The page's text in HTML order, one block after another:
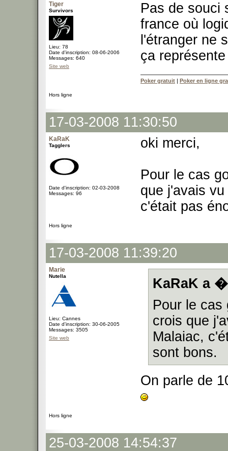
Tiger
Survivors
Lieu: 78
Date d'inscription: 08-06-2006
Messages: 640
Site web
Pas de souci
france où
l'étranger ne
ça
Poker gratuit | Poker en ligne
Hors ligne
17-03-2008 11:30:50
KaRaK
Tagglers
Date d'inscription: 02-03-2008
Messages: 96
oki merci,
Pour le cas
que j'avais
c'était pas
Hors ligne
17-03-2008 11:39:20
Marie
Nutella
Lieu: Cannes
Date d'inscription: 30-06-2005
Messages: 3505
Site web
KaRaK a
Pour le cas
crois que
Malaiac,
sont bons.
On parle de
Hors ligne
25-03-2008 14:54:37